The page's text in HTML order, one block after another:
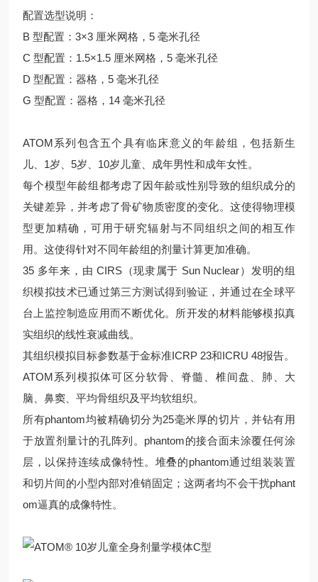
配置选型说明：
B 型配置：3×3 厘米网格，5 毫米孔径
C 型配置：1.5×1.5 厘米网格，5 毫米孔径
D 型配置：器格，5 毫米孔径
G 型配置：器格，14 毫米孔径
ATOM系列包含五个具有临床意义的年龄组，包括新生
儿、1岁、5岁、10岁儿童、成年男性和成年女性。
每个模型年龄组都考虑了因年龄或性别导致的组织成分的
关键差异，并考虑了骨矿物质密度的变化。这使得物理模
型更加精确，可用于研究辐射与不同组织之间的相互作
用。这使得针对不同年龄组的剂量计算更加准确。
35 多年来，由 CIRS（现隶属于 Sun Nuclear）发明的组
织模拟技术已通过第三方测试得到验证，并通过在全球平
台上监控制造应用而不断优化。所开发的材料能够模拟真
实组织的线性衰减曲线。
其组织模拟目标参数基于金标准ICRP 23和ICRU 48报告。
ATOM系列模拟体可区分软骨、脊髓、椎间盘、肺、大
脑、鼻窦、平均骨组织及平均软组织。
所有phantom均被精确切分为25毫米厚的切片，并钻有用
于放置剂量计的孔阵列。phantom的接合面未涂覆任何涂
层，以保持连续成像特性。堆叠的phantom通过组装装置
和切片间的小型内部对准销固定；这两者均不会干扰phant
om逼真的成像特性。